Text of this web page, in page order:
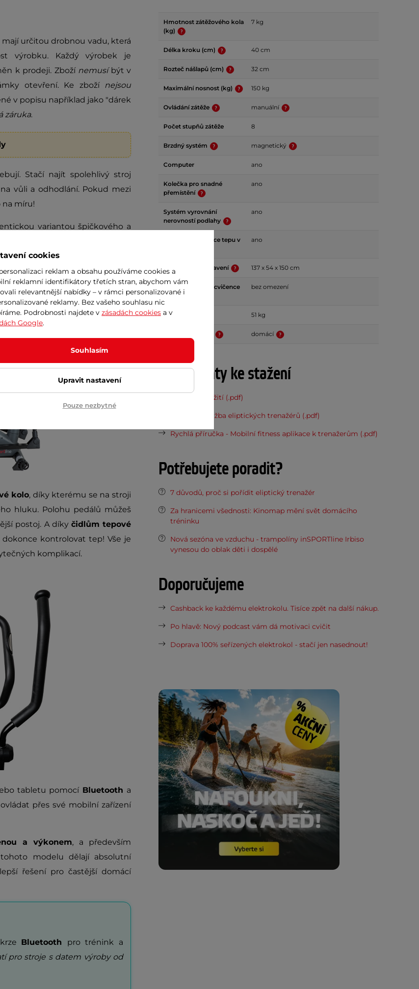
mají určitou drobnou vadu, která
výrobku. Každý výrobek je
k prodeji. Zboží nemusí být v
otevření. Ke zboží nejsou
v popisu například jako "dárek
záruka.
Stačí najít spolehlivý stroj
vůli a odhodlání. Pokud mezi
míru!
variantou špičkového a
kolo, díky kterému se na stroji
hluku. Polohu pedálů můžeš
postoj. A díky čidlům tepové
kontrolovat tep! Vše je
komplikací.
tabletu pomocí Bluetooth a
přes své mobilní zařízení
a výkonem, a především
modelu dělají absolutní
řešení pro častější domácí
Bluetooth pro trénink a
pro stroje s datem výroby od
Hmotnost zátěžového kola
(kg)
7 kg
Délka kroku (cm) 40 cm
Rozteč nášlapů (cm) 32 cm
Maximální nosnost (kg) 150 kg
Ovládání zátěže manuální
Počet stupňů zátěže 8
Brzdný systém magnetický
Computer ano
Kolečka pro snadné
přemístění
ano
Systém vyrovnání
nerovností podlahy
ano
Snímače frekvence tepu v
ano
Rozměry po sestavení 137 x 54 x 150 cm
Maximální výška cvičence bez omezení
Hmotnost 51 kg
domácí
Dokumenty ke stažení
Návod k použití (.pdf)
Manuál - Údržba eliptických trenažérů (.pdf)
Rychlá příručka - Mobilní fitness aplikace k trenažerům (.pdf)
Potřebujete poradit?
7 důvodů, proč si pořídit eliptický trenažér
Za hranicemi všednosti: Kinomap mění svět domácího
tréninku
Nová sezóna ve vzduchu - trampolíny inSPORTline Irbiso
vynesou do oblak děti i dospělé
Doporučujeme
Cashback ke každému elektrokolu. Tisíce zpět na další nákup.
Po hlavě: Nový podcast vám dá motivaci cvičit
Doprava 100% seřízených elektrokol - stačí jen nasednout!
cookies
reklam a obsahu používáme cookies a
reklamní identifikátory třetích stran, abychom vám
relevantnější nabídky – v rámci personalizované i
reklamy. Bez vašeho souhlasu nic
Podrobnosti najdete v zásadách cookies a v
Google.
Souhlasím
Upravit nastavení
Pouze nezbytné